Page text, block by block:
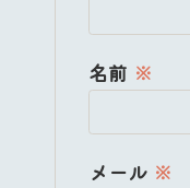
名前 ※
メール ※